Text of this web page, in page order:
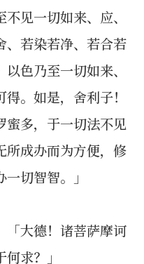
见一切如来、应、
、若染若净、若合若
色乃至一切如来、
。如是，舍利子！
蜜多，于一切法不见
所成办而为方便，修
切智智。」
「大德！诸菩萨摩诃
求？」